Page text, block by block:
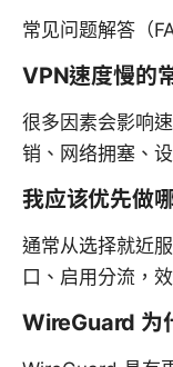
常见问题解答（
VPN速度慢的
很多因素会影响
销、网络拥塞、
我应该优先做
通常从选择就近
口、启用分流，
WireGuard 为